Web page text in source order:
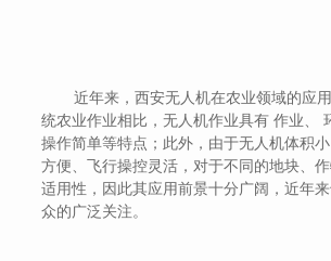
近年来，西安无人机在农业领域的应
统农业作业相比，无人机作业具有 作业、
操作简单等特点；此外，由于无人机体积
方便、飞行操控灵活，对于不同的地块、
适用性，因此其应用前景十分广阔，近年
众的广泛关注。